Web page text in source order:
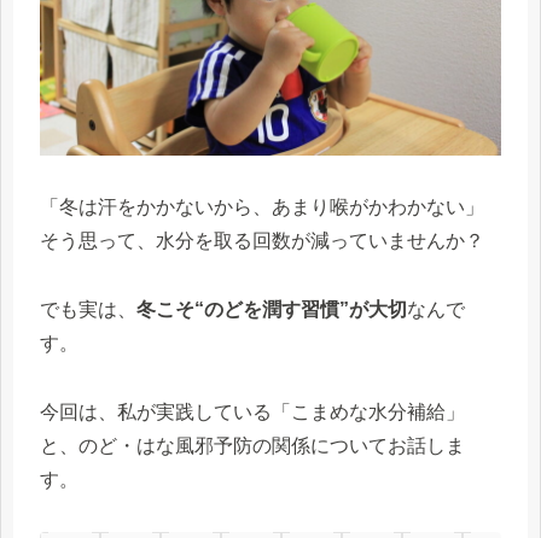
「冬は汗をかかないから、あまり喉がかわかない」
そう思って、水分を取る回数が減っていませんか？
でも実は、 冬こそ“のどを潤す習慣”が大切 なんで
す。
今回は、私が実践している「こまめな水分補給」
と、のど・はな風邪予防の関係についてお話しま
す。